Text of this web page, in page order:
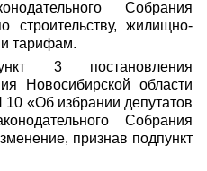
Собрания
строительству, жилищно-
тарифам.
3 постановления
Новосибирской области
10 «Об избрании депутатов
Собрания
признав подпункт